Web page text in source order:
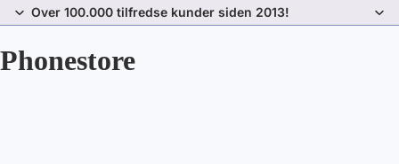
Over 100.000 tilfredse kunder siden 2013!
Phonestore